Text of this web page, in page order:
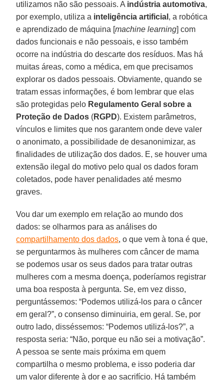
utilizamos não são pessoais. A indústria automotiva,
por exemplo, utiliza a inteligência artificial , a robótica
e aprendizado de máquina [machine learning] com
dados funcionais e não pessoais, e isso também
ocorre na indústria do descarte dos resíduos. Mas há
muitas áreas, como a médica, em que precisamos
explorar os dados pessoais. Obviamente, quando se
tratam essas informações, é bom lembrar que elas
são protegidas pelo Regulamento Geral sobre a
Proteção de Dados (RGPD). Existem parâmetros,
vínculos e limites que nos garantem onde deve valer
o anonimato, a possibilidade de desanonimizar, as
finalidades de utilização dos dados. E, se houver uma
extensão ilegal do motivo pelo qual os dados foram
coletados, pode haver penalidades até mesmo
graves.
Vou dar um exemplo em relação ao mundo dos
dados: se olharmos para as análises do
compartilhamento dos dados, o que vem à tona é que,
se perguntarmos às mulheres com câncer de mama
se podemos usar os seus dados para tratar outras
mulheres com a mesma doença, poderíamos registrar
uma boa resposta à pergunta. Se, em vez disso,
perguntássemos: “Podemos utilizá-los para o câncer
em geral?”, o consenso diminuiria, em geral. Se, por
outro lado, disséssemos: “Podemos utilizá-los?”, a
resposta seria: “Não, porque eu não sei a motivação”.
A pessoa se sente mais próxima em quem
compartilha o mesmo problema, e isso poderia dar
um valor diferente à dor e ao sacrifício. Há também